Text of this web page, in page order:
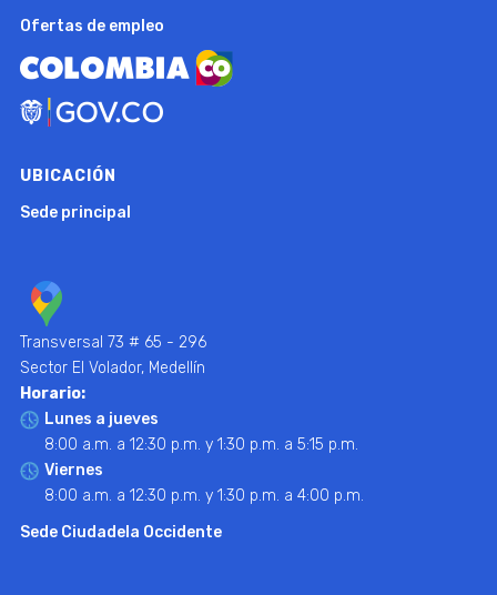
Ofertas de empleo
UBICACIÓN
Sede principal
Transversal 73 # 65 - 296
Sector El Volador, Medellín
Horario:
Lunes a jueves
8:00 a.m. a 12:30 p.m. y 1:30 p.m. a 5:15 p.m.
Viernes
8:00 a.m. a 12:30 p.m. y 1:30 p.m. a 4:00 p.m.
Sede Ciudadela Occidente